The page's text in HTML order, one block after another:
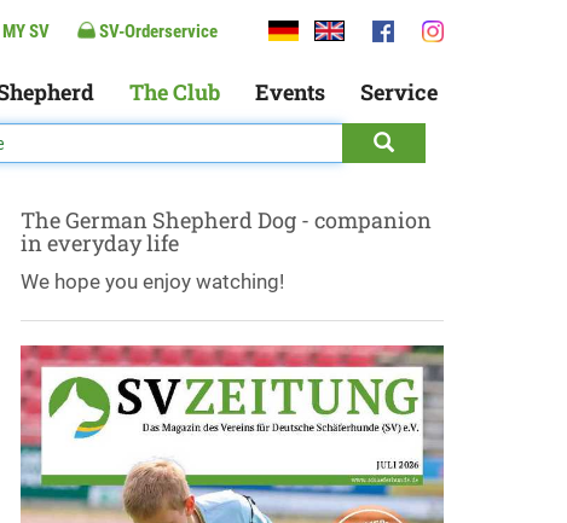
MY SV SV-Orderservice
The Club Events Service
The German Shepherd Dog - companion
in everyday life
We hope you enjoy watching!